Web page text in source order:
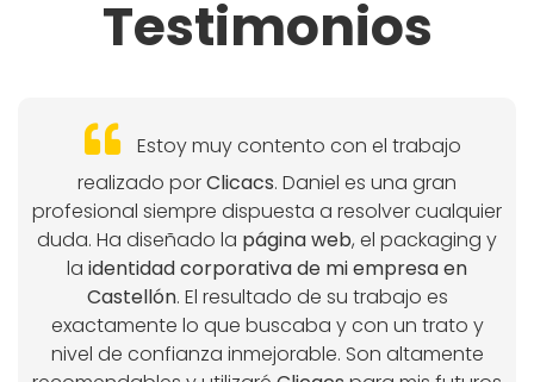
Testimonios
Estoy muy contento con el trabajo
realizado porClicacs. Daniel es una gran
profesional siempre dispuesta a resolver cualquier
duda. Ha diseñado la página web, el packaging y
la identidad corporativa de mi empresa en
Castellón. El resultado de su trabajo es
exactamente lo que buscaba y con un trato y
nivel de confianza inmejorable. Son altamente